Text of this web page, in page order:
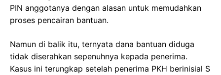
PIN anggotanya dengan alasan untuk memudahkan
proses pencairan bantuan.
Namun di balik itu, ternyata dana bantuan diduga
tidak diserahkan sepenuhnya kepada penerima.
Kasus ini terungkap setelah penerima PKH berinisial S